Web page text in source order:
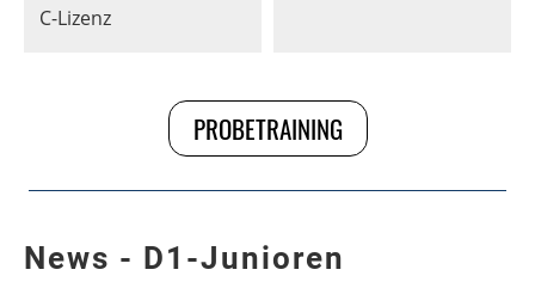
C-Lizenz
PROBETRAINING
News - D1-Junioren